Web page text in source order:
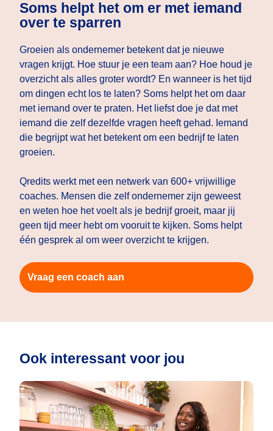
Soms helpt het om er met iemand
over te sparren
Groeien als ondernemer betekent dat je nieuwe
vragen krijgt. Hoe stuur je een team aan? Hoe houd je
overzicht als alles groter wordt? En wanneer is het tijd
om dingen echt los te laten? Soms helpt het om daar
met iemand over te praten. Het liefst doe je dat met
iemand die zelf dezelfde vragen heeft gehad. Iemand
die begrijpt wat het betekent om een bedrijf te laten
groeien.
Qredits werkt met een netwerk van 600+ vrijwillige
coaches. Mensen die zelf ondernemer zijn geweest
en weten hoe het voelt als je bedrijf groeit, maar jij
geen tijd meer hebt om vooruit te kijken. Soms helpt
één gesprek al om weer overzicht te krijgen.
Vraag een coach aan
Ook interessant voor jou